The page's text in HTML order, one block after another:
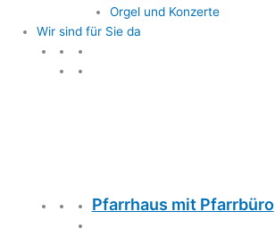
Orgel und Konzerte
Wir sind für Sie da
Pfarrhaus mit Pfarrbüro